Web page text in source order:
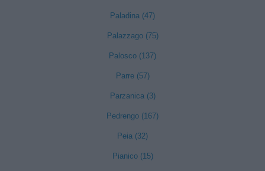
Paladina (47)
Palazzago (75)
Palosco (137)
Parre (57)
Parzanica (3)
Pedrengo (167)
Peia (32)
Pianico (15)